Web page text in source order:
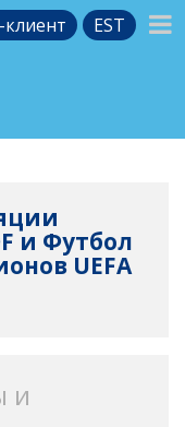
клиент EST
и Футбол
UEFA
и